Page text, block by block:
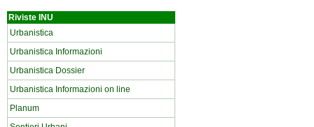
Riviste INU
Urbanistica
Urbanistica Informazioni
Urbanistica Dossier
Urbanistica Informazioni on line
Planum